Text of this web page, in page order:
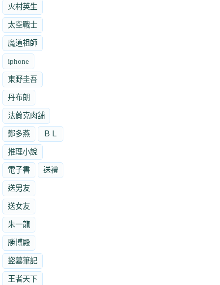
火村英生
太空戰士
魔道祖師
iphone
東野圭吾
丹布朗
法蘭克肉舖
鄭多燕 ＢＬ
推理小說
電子書 送禮
送男友
送女友
朱一龍
勝博殿
盜墓筆記
王者天下